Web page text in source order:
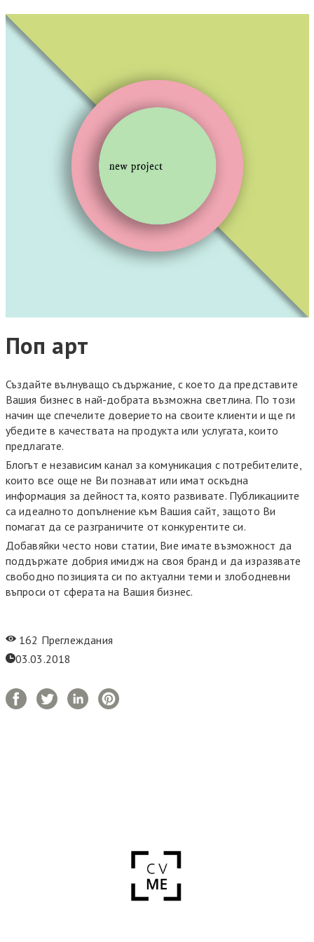
Поп арт
Създайте вълнуващо съдържание, с което да представите
Вашия бизнес в най-добрата възможна светлина. По този
начин ще спечелите доверието на своите клиенти и ще ги
убедите в качествата на продукта или услугата, които
предлагате.
Блогът е независим канал за комуникация с потребителите,
които все още не Ви познават или имат оскъдна
информация за дейността, която развивате. Публикациите
са идеалното допълнение към Вашия сайт, защото Ви
помагат да се разграничите от конкурентите си.
Добавяйки често нови статии, Вие имате възможност да
поддържате добрия имидж на своя бранд и да изразявате
свободно позицията си по актуални теми и злободневни
въпроси от сферата на Вашия бизнес.
162 Преглеждания
03.03.2018